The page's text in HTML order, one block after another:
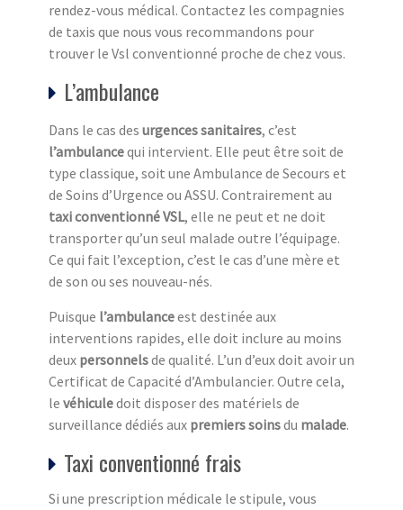
rendez-vous médical. Contactez les compagnies
de taxis que nous vous recommandons pour
trouver le Vsl conventionné proche de chez vous.
L’ambulance
Dans le cas des urgences sanitaires, c’est
l’ambulancequi intervient. Elle peut être soit de
type classique, soit une Ambulance de Secours et
de Soins d’Urgence ou ASSU. Contrairement au
taxi conventionné VSL, elle ne peut et ne doit
transporter qu’un seul malade outre l’équipage.
Ce qui fait l’exception, c’est le cas d’une mère et
de son ou ses nouveau-nés.
Puisque l’ambulanceest destinée aux
interventions rapides, elle doit inclure au moins
deux personnelsde qualité. L’un d’eux doit avoir un
Certificat de Capacité d’Ambulancier. Outre cela,
le véhiculedoit disposer des matériels de
surveillance dédiés aux premiers soinsdu malade.
Taxi conventionné frais
Si une prescription médicale le stipule, vous